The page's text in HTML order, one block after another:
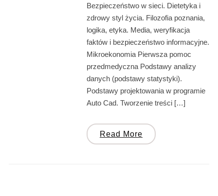
Bezpieczeństwo w sieci. Dietetyka i
zdrowy styl życia. Filozofia poznania,
logika, etyka. Media, weryfikacja
faktów i bezpieczeństwo informacyjne.
Mikroekonomia Pierwsza pomoc
przedmedyczna Podstawy analizy
danych (podstawy statystyki).
Podstawy projektowania w programie
Auto Cad. Tworzenie treści […]
Read More